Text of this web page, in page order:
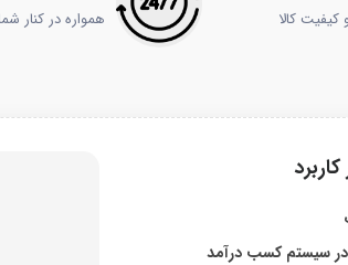
کالا همواره در کنار
سیستم کسب درآمد